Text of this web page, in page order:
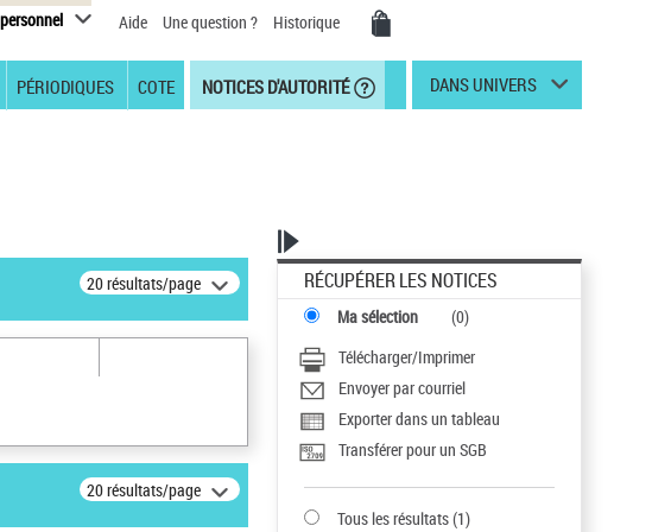
Aide Une question ? Historique
PÉRIODIQUES COTE NOTICES D'AUTORITÉ DANS UNIVERS
20 résultats/page
20 résultats/page
RÉCUPÉRER LES NOTICES
Ma sélection (0)
Télécharger/Imprimer
Envoyer par courriel
Exporter dans un tableau
Transférer pour un SGB
Tous les résultats(1)